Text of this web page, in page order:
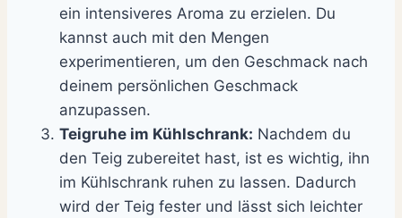
ein intensiveres Aroma zu erzielen. Du
kannst auch mit den Mengen
experimentieren, um den Geschmack nach
deinem persönlichen Geschmack
anzupassen.
Teigruhe im Kühlschrank: Nachdem du
den Teig zubereitet hast, ist es wichtig, ihn
im Kühlschrank ruhen zu lassen. Dadurch
wird der Teig fester und lässt sich leichter